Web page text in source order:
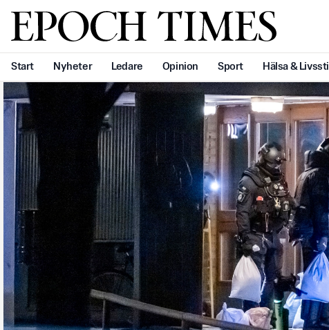
Svenska Epoch Times
Start Nyheter Ledare Opinion Sport Hälsa & Livsstil